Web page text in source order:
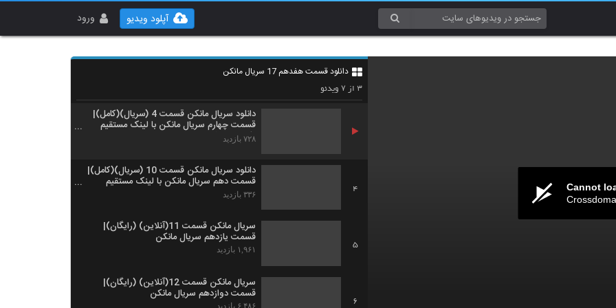
ورود آپلود ویدیو
Cannot
دانلود قسمت هفدهم 17 سریال مانکن
۳از ۷ویدئو
قسمت دوم سریال مانکن با لینک مستقیم -کامل-
2
قسمت سوم سریال مانکن دانلود قسمت 3 مانکن
۵۲۵ بازدید
دانلود سریال مانکن قسمت 4 (سریال)(کامل)|
قسمت چهارم سریال مانکن با لینک مستقیم
-کامل- نماشا
۷۲۸ بازدید
4
دانلود سریال مانکن قسمت 10 (سریال)(کامل)|
قسمت دهم سریال مانکن با لینک مستقیم
-کامل- نماشا
۳۳۶ بازدید
5
سریال مانکن قسمت 11(آنلاین) (رایگان)|
قسمت یازدهم سریال مانکن
۱,۹۶۱ بازدید
6
سریال مانکن قسمت 12(آنلاین) (رایگان)|
قسمت دوازدهم سریال مانکن
۶,۴۸۶ بازدید